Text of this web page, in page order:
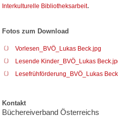
Interkulturelle Bibliotheksarbeit.
Fotos zum Download
Vorlesen_BVÖ_Lukas Beck.jpg
Lesende Kinder_BVÖ_Lukas
Lesefrühförderung_BVÖ_Lukas
Kontakt
Büchereiverband Österreichs